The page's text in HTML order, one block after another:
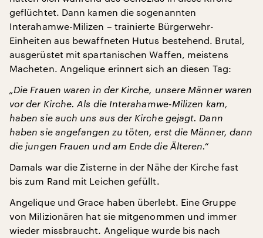
geflüchtet. Dann kamen die sogenannten
Interahamwe-Milizen – trainierte Bürgerwehr-
Einheiten aus bewaffneten Hutus bestehend. Brutal,
ausgerüstet mit spartanischen Waffen, meistens
Macheten. Angelique erinnert sich an diesen Tag:
„Die Frauen waren in der Kirche, unsere Männer waren
vor der Kirche. Als die Interahamwe-Milizen kam,
haben sie auch uns aus der Kirche gejagt. Dann
haben sie angefangen zu töten, erst die Männer, dann
die jungen Frauen und am Ende die Älteren.“
Damals war die Zisterne in der Nähe der Kirche fast
bis zum Rand mit Leichen gefüllt.
Angelique und Grace haben überlebt. Eine Gruppe
von Milizionären hat sie mitgenommen und immer
wieder missbraucht. Angelique wurde bis nach